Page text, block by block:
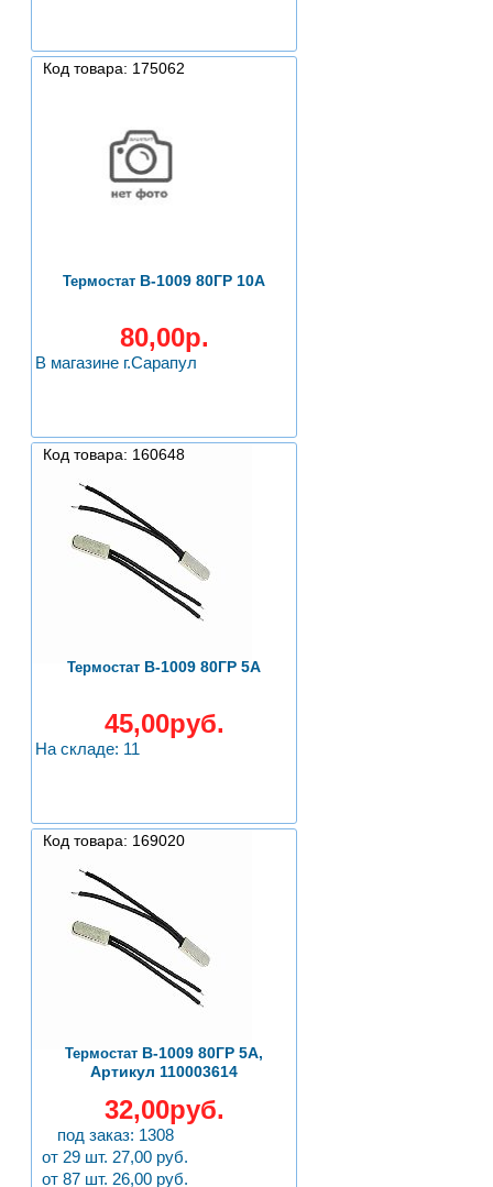
Код товара: 175062
Термостат B-1009 80ГР 10A
80,00р.
В магазине г.Сарапул
Код товара: 160648
Термостат B-1009 80ГР 5А
45,00руб.
На складе: 11
Код товара: 169020
Термостат B-1009 80ГР 5А,
Артикул 110003614
32,00руб.
под заказ: 1308
от 29 шт. 27,00 руб.
от 87 шт. 26,00 руб.